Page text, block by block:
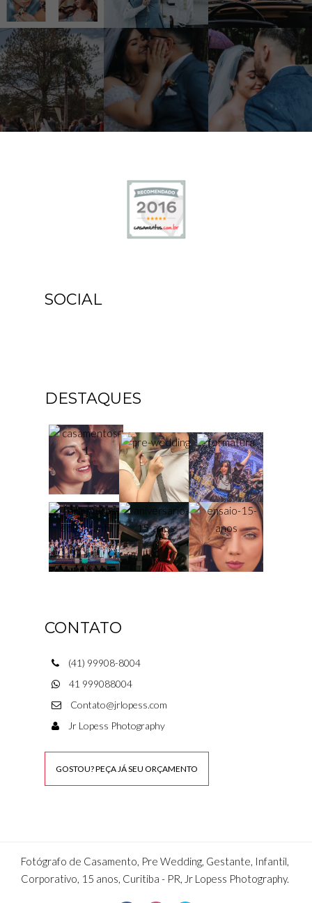
SOCIAL
DESTAQUES
CONTATO
(41) 99908-8004
41 999088004
Contato@jrlopess.com
Jr Lopess Photography
GOSTOU? PEÇA JÁ SEU ORÇAMENTO
Fotógrafo de Casamento, Pre Wedding, Gestante, Infantil,
Corporativo, 15 anos, Curitiba - PR, Jr Lopess Photography.